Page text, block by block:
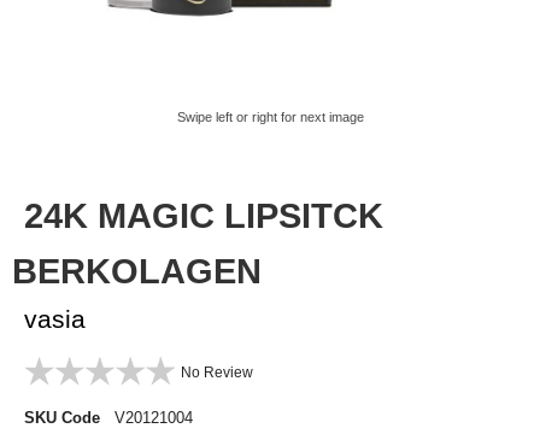
Swipe left or right for next image
24K MAGIC LIPSITCK
BERKOLAGEN
vasia
No Review
SKU Code
V20121004